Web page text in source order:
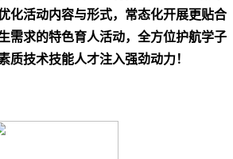
化活动内容与形式，常态化开展更贴合
需求的特色育人活动，全方位护航学子
质技术技能人才注入强劲动力！